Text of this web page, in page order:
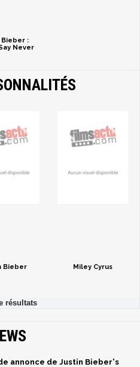
Bieber :
Never
Bieber Miley Cyrus
annonce de Justin Bieber's